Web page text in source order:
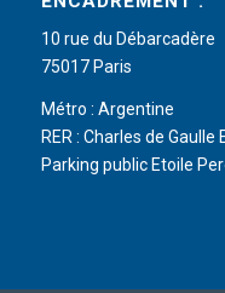
10 rue du Débarcadère
75017 Paris
Métro : Argentine
RER : Charles de Gaulle
Parking public Etoile